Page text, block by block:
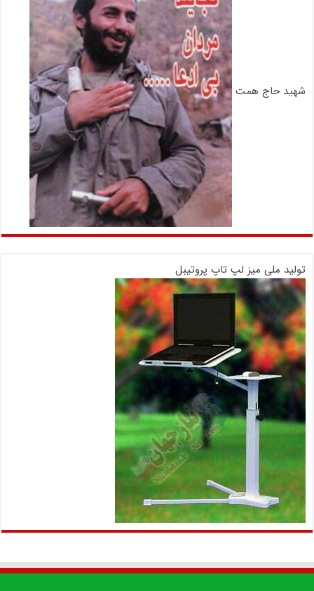
شهید حاج همت
تولید ملی میز لپ تاپ پروتیبل